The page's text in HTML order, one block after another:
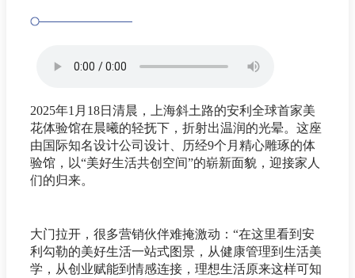
2025年1月18日清晨，上海斜土路的安利全球首家美
花体验馆在晨曦的轻抚下，折射出温润的光晕。这座
由国际知名设计公司设计、历经9个月精心雕琢的体
验馆，以“美好生活共创空间”的崭新面貌，迎接家人
们的归来。
大门拉开，很多营销伙伴难掩激动：“在这里看到安
利勾勒的美好生活一站式图景，从健康管理到生活美
学，从创业赋能到情感连接，理想生活原来这样可知